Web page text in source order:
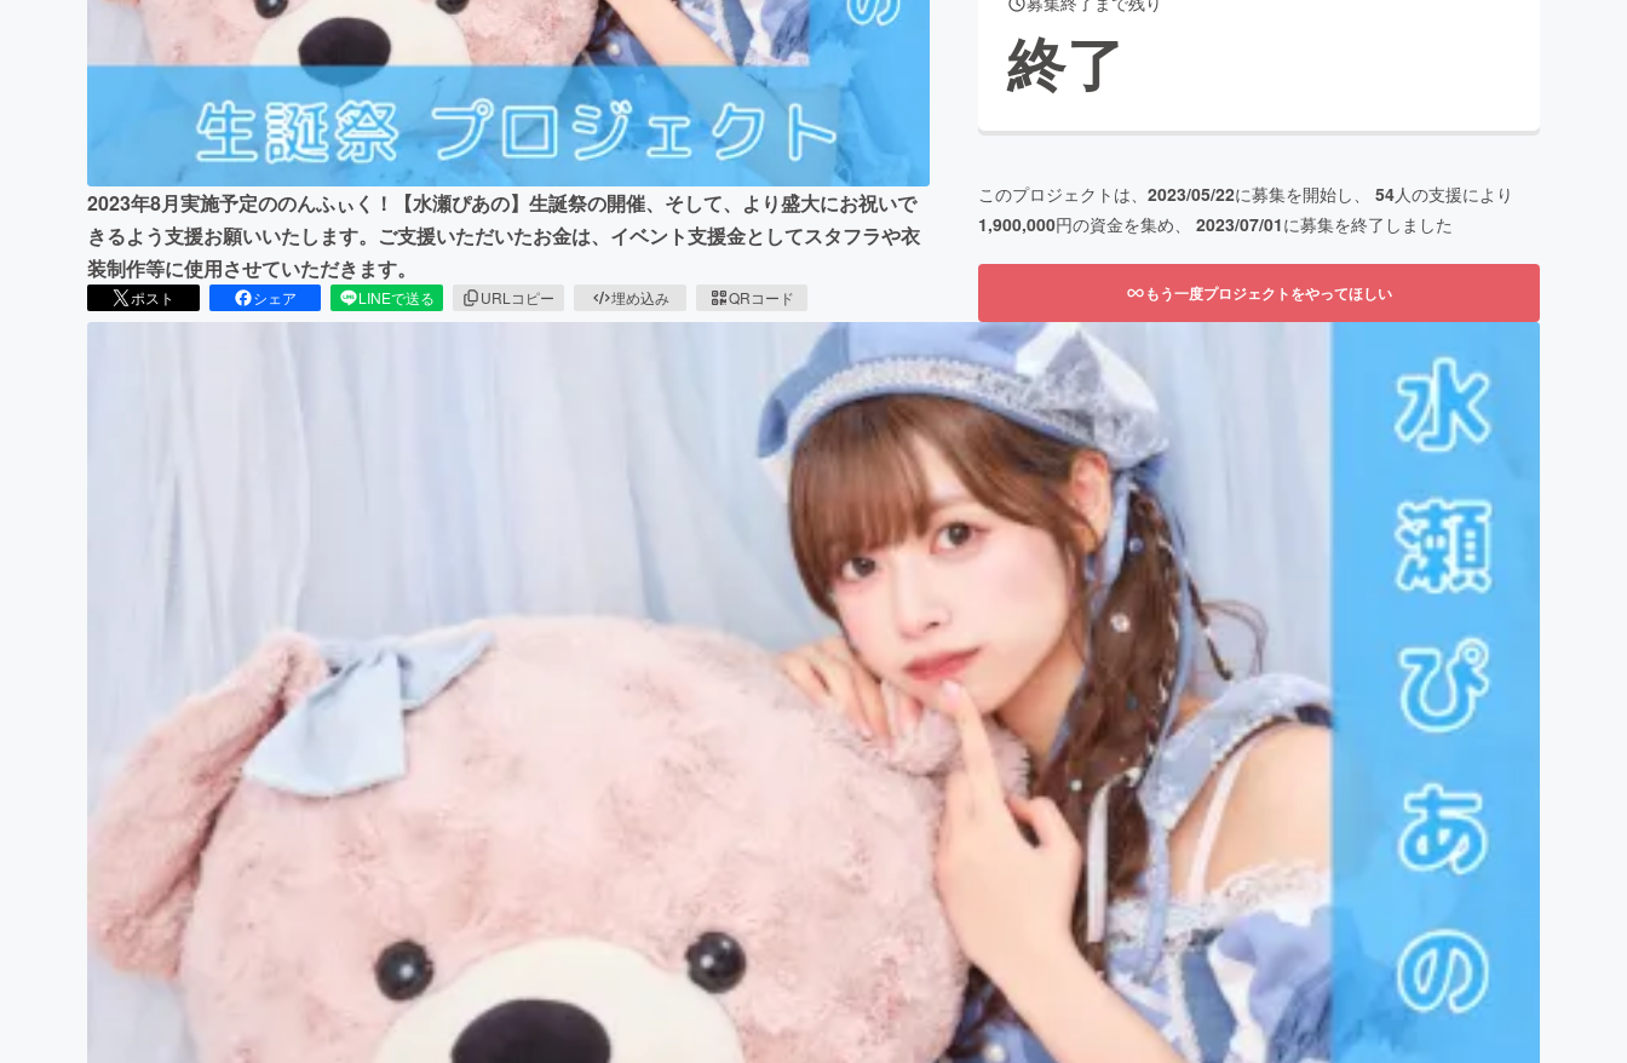
CAMPFIRE for Social Good
CAMPFIRE Creation
CAMPFIREふるさと納税machi-ya
2023年8月実施予定ののんふぃく！【水瀬ぴあの】生誕祭の開催、そして、より盛大にお祝いで
きるよう支援お願いいたします。ご支援いただいたお金は、イベント支援金としてスタフラや衣
装制作等に使用させていただきます。
ポスト シェア LINEで送る URLコピー 埋め込み QRコード
終了
このプロジェクトは、 2023/05/22に募集を開始し、 54人の支援により
1,900,000円の資金を集め、 2023/07/01に募集を終了しました
もう一度プロジェクトをやってほしい